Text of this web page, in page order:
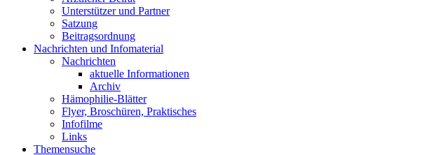
Unterstützer und Partner
Satzung
Beitragsordnung
Nachrichten und Infomaterial
Nachrichten
aktuelle Informationen
Archiv
Hämophilie-Blätter
Flyer, Broschüren, Praktisches
Infofilme
Links
Themensuche